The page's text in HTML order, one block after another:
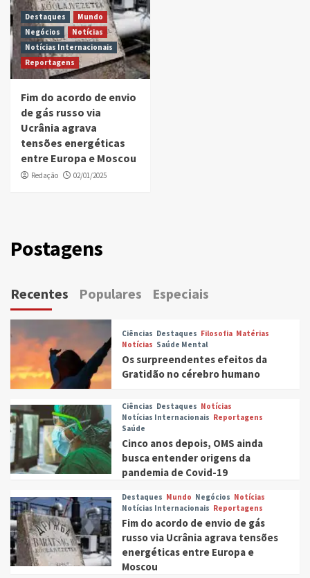
Destaques
Mundo
Negócios
Notícias
Notícias Internacionais
Reportagens
Fim do acordo de envio
de gás russo via
Ucrânia agrava
tensões energéticas
entre Europa e Moscou
Redação 02/01/2025
Postagens
Recentes Populares Especiais
Ciências Destaques Filosofia Matérias
Notícias Saúde Mental
Os surpreendentes efeitos da
Gratidão no cérebro humano
Ciências Destaques Notícias
Notícias Internacionais Reportagens
Saúde
Cinco anos depois, OMS ainda
busca entender origens da
pandemia de Covid-19
Destaques Mundo Negócios Notícias
Notícias Internacionais Reportagens
Fim do acordo de envio de gás
russo via Ucrânia agrava tensões
energéticas entre Europa e
Moscou